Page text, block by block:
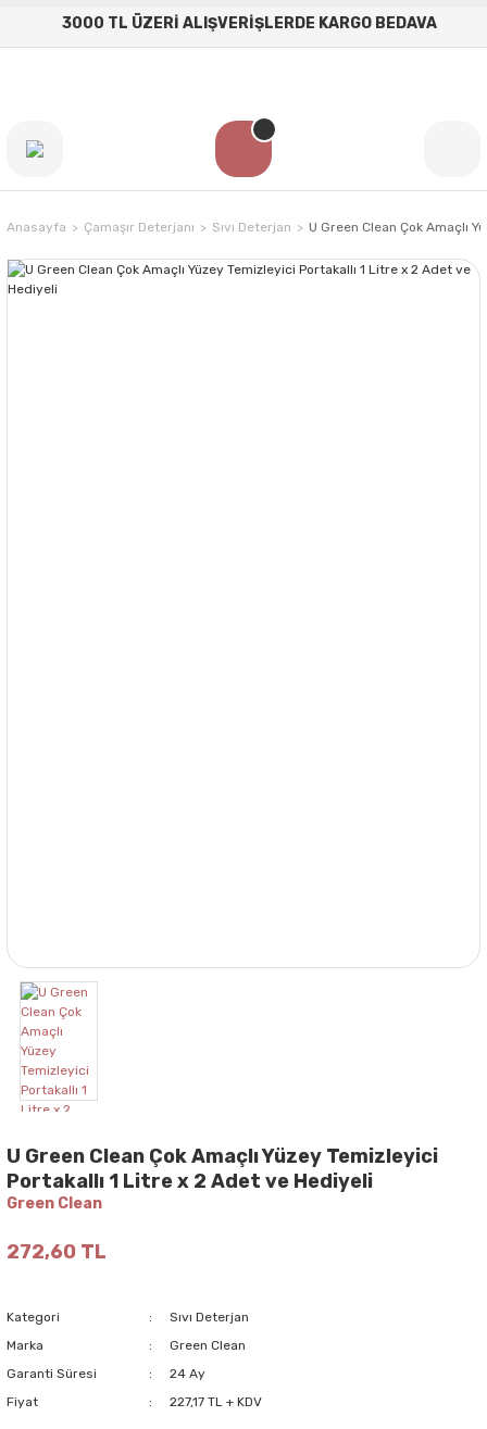
3000 TL ÜZERİ ALIŞVERİŞLERDE KARGO BEDAVA
Anasayfa Çamaşır Deterjanı Sıvı Deterjan U Green Clean Çok Amaçlı
U Green Clean Çok Amaçlı Yüzey Temizleyici
Portakallı 1 Litre x 2 Adet ve Hediyeli
Green Clean
272,60 TL
Kategori
Sıvı Deterjan
Marka
Green Clean
Garanti Süresi
24 Ay
Fiyat
227,17 TL + KDV